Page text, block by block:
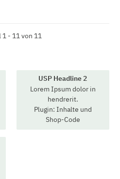
- 11 von 11
USP Headline 2
Lorem Ipsum dolor in
hendrerit.
Plugin: Inhalte und
Shop-Code